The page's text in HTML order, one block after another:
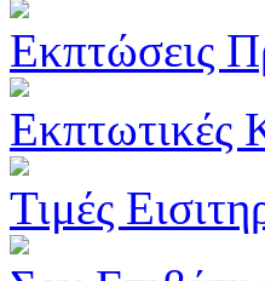
Εκπτώσεις
Εκπτωτικές
Τιμές